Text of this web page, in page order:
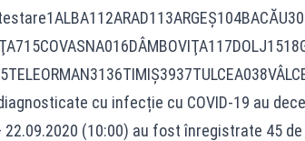
cu infecție cu COVID-19 au
22.09.2020 (10:00) au fost înregistrate 45